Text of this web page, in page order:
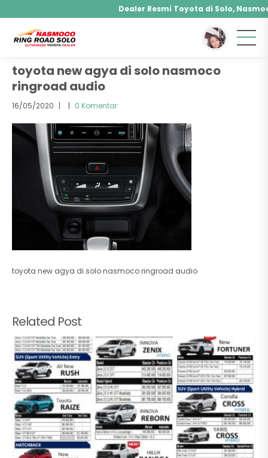
Dealer Resmi Toyota di Solo,
Agya, Calya, Fortuner, Rush, Sienta, Yaris,
Hybrid, Yaris Cross Hybrid, Alphard Hybrid
You are here :Beranda/ Attachment
toyota new agya di solo nasmoco
ringroad audio
16/05/2020 | | 0 Komentar
toyota new agya di solo nasmoco ringroad audio
Related Post